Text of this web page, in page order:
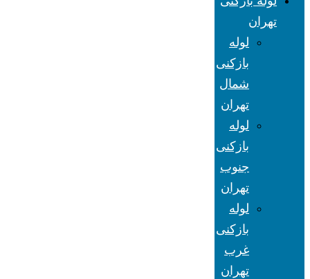
تهران
لوله
بازکنی
شمال
تهران
لوله
بازکنی
جنوب
تهران
لوله
بازکنی
غرب
تهران